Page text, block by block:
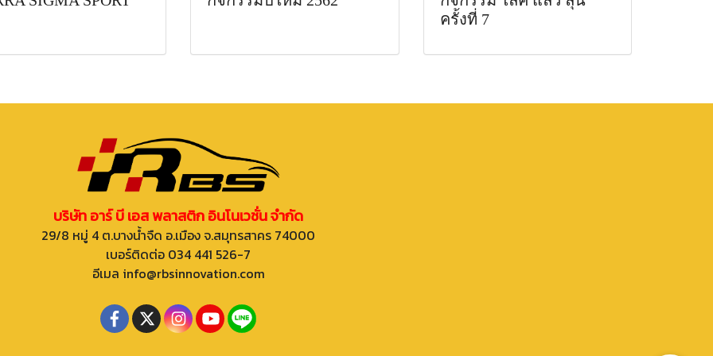
ครั้งที่ 7
บริษัท อาร์ บี เอส พลาสติก อินโนเวชั่น จำกัด
29/8 หมู่ 4 ต.บางน้ำจืด อ.เมือง จ.สมุทรสาคร 74000
เบอร์ติดต่อ 034 441 526-7
อีเมล info@rbsinnovation.com